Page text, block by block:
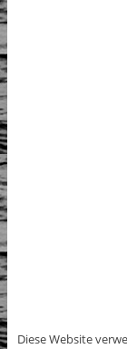
Diese Website